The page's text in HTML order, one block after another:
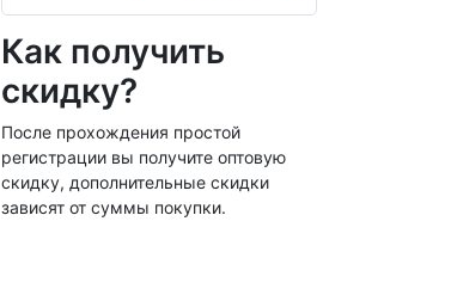
Как получить
скидку?
После прохождения простой
регистрации вы получите оптовую
скидку, дополнительные скидки
зависят от суммы покупки.